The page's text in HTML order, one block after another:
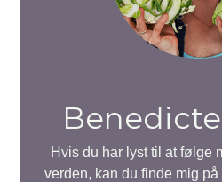
Hvis du har lyst til at følge
verden, kan du finde mig